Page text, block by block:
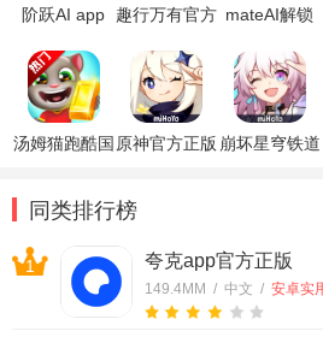
阶跃AI app
趣行万有官方 mateAI解锁
汤姆猫跑酷国 原神官方正版 崩坏星穹铁道
同类排行榜
1 夸克app官方正版
149.4MM / 中文 / 安卓实